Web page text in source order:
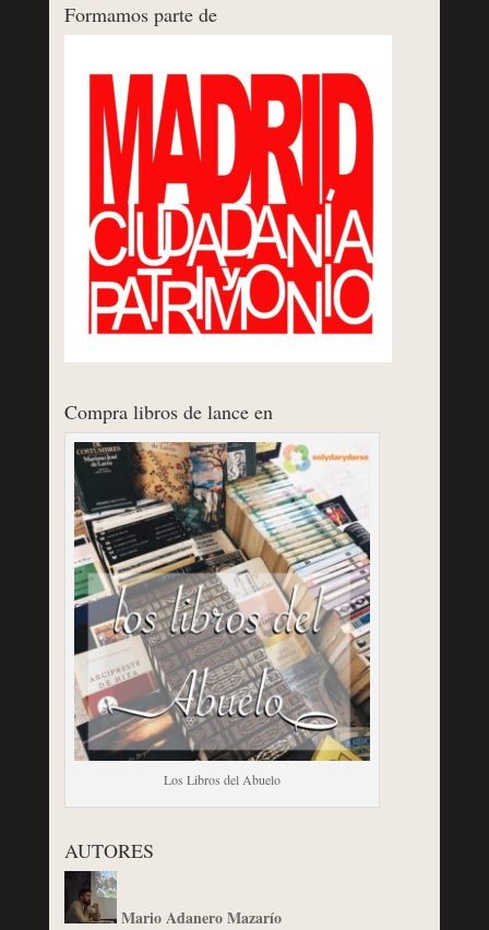
Formamos parte de
Compra libros de lance en
Los Libros del Abuelo
AUTORES
Mario Adanero Mazarío